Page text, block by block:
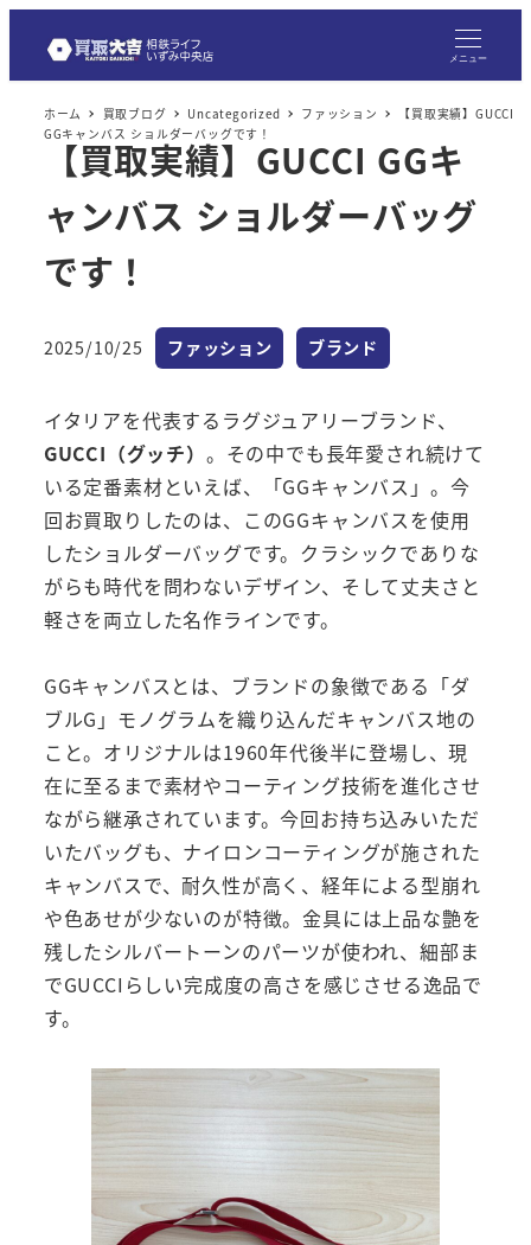
メニュー
ホーム 買取ブログ Uncategorized ファッション
【買取実績】GUCCI
GGキャンバス ショルダーバッグです！
【買取実績】GUCCI GGキ
ャンバス ショルダーバッグ
です！
投稿日
2025/10/25 カテゴリー
ファッション カテゴリー
ブランド
イタリアを代表するラグジュアリーブランド、
GUCCI（グッチ） 。その中でも長年愛され続けて
いる定番素材といえば、「GGキャンバス」。今
回お買取りしたのは、このGGキャンバスを使用
したショルダーバッグです。クラシックでありな
がらも時代を問わないデザイン、そして丈夫さと
軽さを両立した名作ラインです。
GGキャンバスとは、ブランドの象徴である「ダ
ブルG」モノグラムを織り込んだキャンバス地の
こと。オリジナルは1960年代後半に登場し、現
在に至るまで素材やコーティング技術を進化させ
ながら継承されています。今回お持ち込みいただ
いたバッグも、ナイロンコーティングが施された
キャンバスで、耐久性が高く、経年による型崩れ
や色あせが少ないのが特徴。金具には上品な艶を
残したシルバートーンのパーツが使われ、細部ま
でGUCCIらしい完成度の高さを感じさせる逸品で
す。